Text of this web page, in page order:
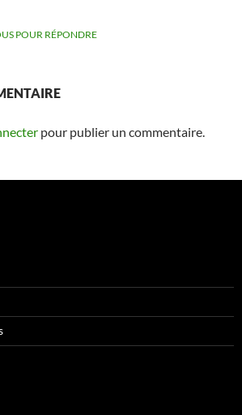
POUR RÉPONDRE
pour publier un commentaire.